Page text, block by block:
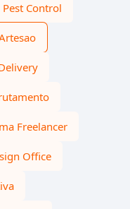
Pest Control
Freelancer
Office